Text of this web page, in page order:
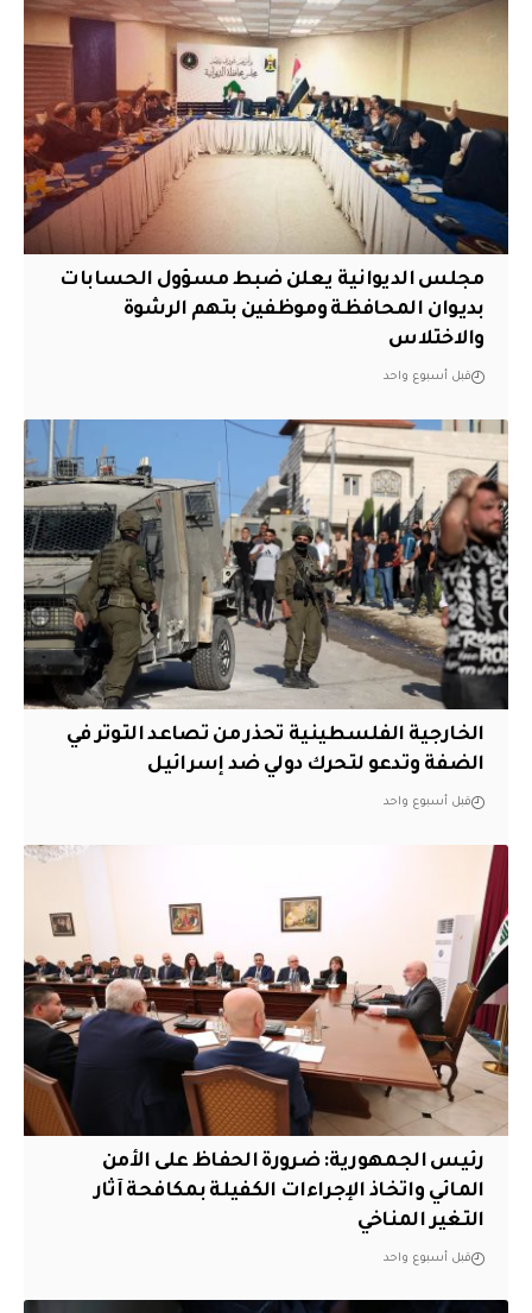
مجلس الديوانية يعلن ضبط مسؤول الحسابات
بديوان المحافظة وموظفين بتهم الرشوة
والاختلاس
قبل أسبوع واحد
الخارجية الفلسطينية تحذر من تصاعد التوتر في
الضفة وتدعو لتحرك دولي ضد إسرائيل
قبل أسبوع واحد
رئيس الجمهورية: ضرورة الحفاظ على الأمن
المائي واتخاذ الإجراءات الكفيلة بمكافحة آثار
التغير المناخي
قبل أسبوع واحد